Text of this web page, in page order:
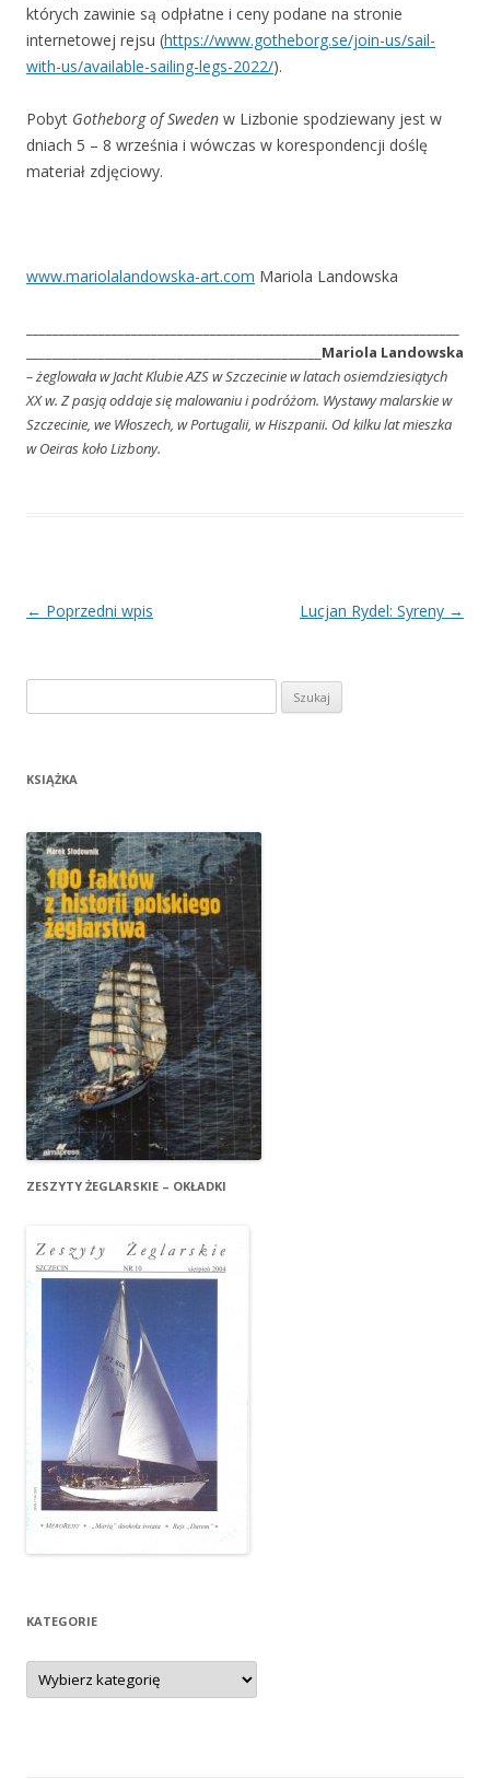
których zawinie są odpłatne i ceny podane na stronie
internetowej rejsu (https://www.gotheborg.se/join-us/sail-
with-us/available-sailing-legs-2022/).
Pobyt Gotheborg of Sweden w Lizbonie spodziewany jest w
dniach 5 – 8 września i wówczas w korespondencji doślę
materiał zdjęciowy.
www.mariolalandowska-art.com Mariola Landowska
Mariola Landowska
– żeglowała w Jacht Klubie AZS w Szczecinie w latach osiemdziesiątych
XX w. Z pasją oddaje się malowaniu i podróżom. Wystawy malarskie w
Szczecinie, we Włoszech, w Portugalii, w Hiszpanii. Od kilku lat mieszka
w Oeiras koło Lizbony.
Nawigacja
← Poprzedni wpis Lucjan Rydel: Syreny →
KSIĄŻKA
ZESZYTY ŻEGLARSKIE – OKŁADKI
KATEGORIE
Kategorie